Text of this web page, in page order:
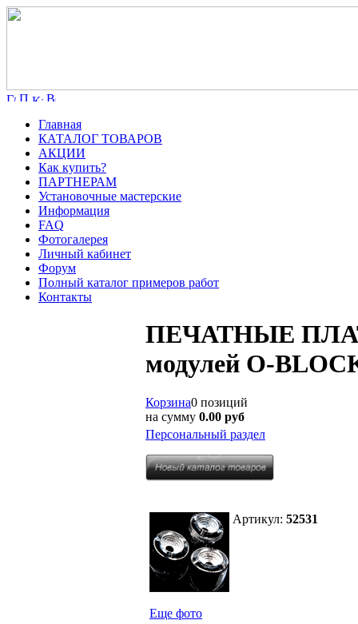
Главная
КАТАЛОГ ТОВАРОВ
АКЦИИ
Как купить?
ПАРТНЕРАМ
Установочные мастерские
Информация
FAQ
Фотогалерея
Личный кабинет
Форум
Полный каталог примеров работ
Контакты
ПЕЧАТНЫЕ
модулей O-
Корзина0 позиций
на сумму 0.00 руб
Персональный раздел
Еще фото
Артикул: 52531